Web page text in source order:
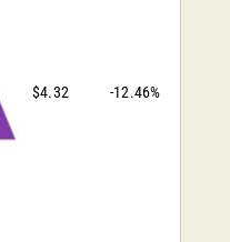
$4.32 -12.46%